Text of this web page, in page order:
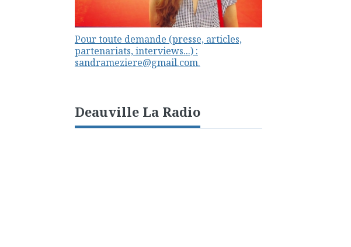
Pour toute demande (presse, articles,
partenariats, interviews...) :
sandrameziere@gmail.com.
Deauville La Radio